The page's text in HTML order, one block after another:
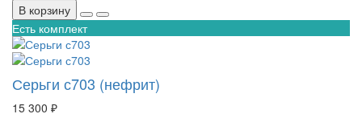
В корзину
Есть комплект
Серьги с703 (нефрит)
15 300 ₽